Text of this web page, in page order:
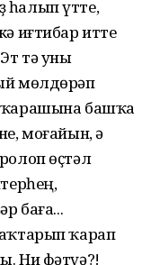
һалып үтте,
иғтибар итте
тә уны
мөлдөрәп
ҡарашына башҡа
моғайын, ә
өҫтәл
баға...
ҡарап
Ни фәтүә?!